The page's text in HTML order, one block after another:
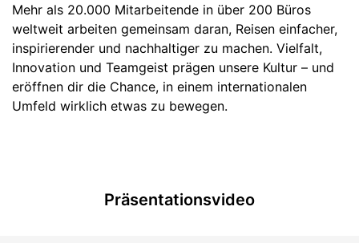
Mehr als 20.000 Mitarbeitende in über 200 Büros
weltweit arbeiten gemeinsam daran, Reisen einfacher,
inspirierender und nachhaltiger zu machen. Vielfalt,
Innovation und Teamgeist prägen unsere Kultur – und
eröffnen dir die Chance, in einem internationalen
Umfeld wirklich etwas zu bewegen.
Präsentationsvideo